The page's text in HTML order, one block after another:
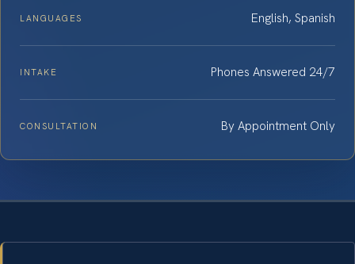
LANGUAGES English, Spanish
INTAKE Phones Answered 24/7
CONSULTATION By Appointment Only